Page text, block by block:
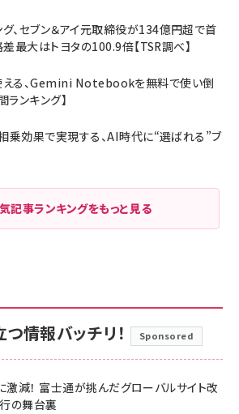
、セブン＆アイ元取締役が134億円超で首
最大はトヨタの100.9倍【TSR調べ】
える、Gemini Notebookを無料で使い倒
ンキング】
乗効果で実現する、AI時代に“選ばれる”ブ
記事ランキングをもっと見る
情報バッチリ！ Sponsored
減！ 富士通が挑んだグローバルサイト改
の舞台裏